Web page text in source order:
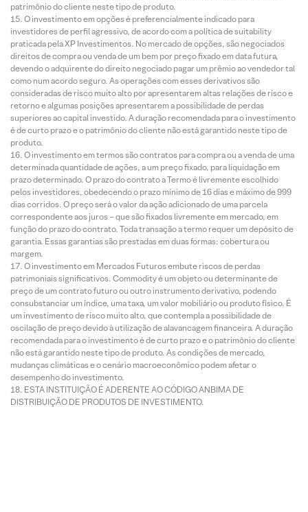
patrimônio do cliente neste tipo de produto.
O investimento em opções é preferencialmente indicado para
investidores de perfil agressivo, de acordo com a política de suitability
praticada pela XP Investimentos. No mercado de opções, são negociados
direitos de compra ou venda de um bem por preço fixado em data futura,
devendo o adquirente do direito negociado pagar um prêmio ao vendedor tal
como num acordo seguro. As operações com esses derivativos são
consideradas de risco muito alto por apresentarem altas relações de risco e
retorno e algumas posições apresentarem a possibilidade de perdas
superiores ao capital investido. A duração recomendada para o investimento
é de curto prazo e o patrimônio do cliente não está garantido neste tipo de
produto.
O investimento em termos são contratos para compra ou a venda de uma
determinada quantidade de ações, a um preço fixado, para liquidação em
prazo determinado. O prazo do contrato a Termo é livremente escolhido
pelos investidores, obedecendo o prazo mínimo de 16 dias e máximo de 999
dias corridos. O preço será o valor da ação adicionado de uma parcela
correspondente aos juros – que são fixados livremente em mercado, em
função do prazo do contrato. Toda transação a termo requer um depósito de
garantia. Essas garantias são prestadas em duas formas: cobertura ou
margem.
O investimento em Mercados Futuros embute riscos de perdas
patrimoniais significativos. Commodity é um objeto ou determinante de
preço de um contrato futuro ou outro instrumento derivativo, podendo
consubstanciar um índice, uma taxa, um valor mobiliário ou produto físico. É
um investimento de risco muito alto, que contempla a possibilidade de
oscilação de preço devido à utilização de alavancagem financeira. A duração
recomendada para o investimento é de curto prazo e o patrimônio do cliente
não está garantido neste tipo de produto. As condições de mercado,
mudanças climáticas e o cenário macroeconômico podem afetar o
desempenho do investimento.
ESTA INSTITUIÇÃO É ADERENTE AO CÓDIGO ANBIMA DE
DISTRIBUIÇÃO DE PRODUTOS DE INVESTIMENTO.